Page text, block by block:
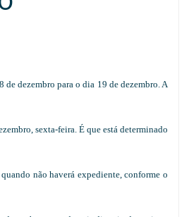
de dezembro para o dia 19 de dezembro. A
sexta-feira. É que está determinado
não haverá expediente, conforme o